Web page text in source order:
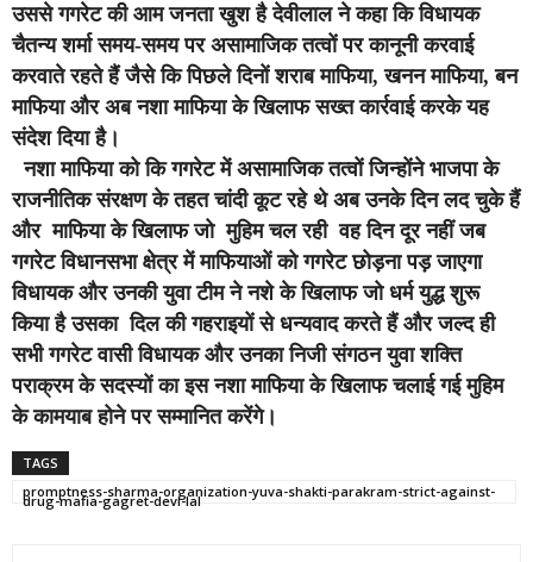
उससे गगरेट की आम जनता खुश है देवीलाल ने कहा कि विधायक
चैतन्य शर्मा समय-समय पर असामाजिक तत्वों पर कानूनी करवाई
करवाते रहते हैं जैसे कि पिछले दिनों शराब माफिया, खनन माफिया, बन
माफिया और अब नशा माफिया के खिलाफ सख्त कार्रवाई करके यह
संदेश दिया है।
नशा माफिया को कि गगरेट में असामाजिक तत्वों जिन्होंने भाजपा के
राजनीतिक संरक्षण के तहत चांदी कूट रहे थे अब उनके दिन लद चुके हैं
और माफिया के खिलाफ जो मुहिम चल रही वह दिन दूर नहीं जब
गगरेट विधानसभा क्षेत्र में माफियाओं को गगरेट छोड़ना पड़ जाएगा
विधायक और उनकी युवा टीम ने नशे के खिलाफ जो धर्म युद्ध शुरू
किया है उसका दिल की गहराइयों से धन्यवाद करते हैं और जल्द ही
सभी गगरेट वासी विधायक और उनका निजी संगठन युवा शक्ति
पराक्रम के सदस्यों का इस नशा माफिया के खिलाफ चलाई गई मुहिम
के कामयाब होने पर सम्मानित करेंगे।
TAGS
promptness-sharma-organization-yuva-shakti-parakram-strict-against-
drug-mafia-gagret-devi-lal